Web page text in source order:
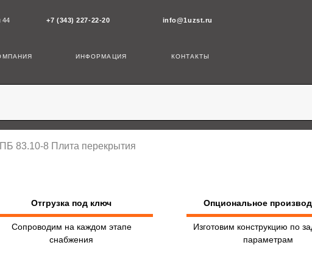
+7 (343) 227-22-20 info@1uzst.ru
ПБ 83.10-8 Плита перекрытия
Изготовим конструкцию по
параметрам
Опциональное
Отгрузка под ключ
Сопроводим на каждом этапе
снабжения